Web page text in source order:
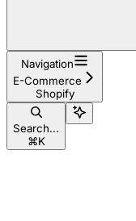
Navigation
E-Commerce
Shopify
Search...
⌘K